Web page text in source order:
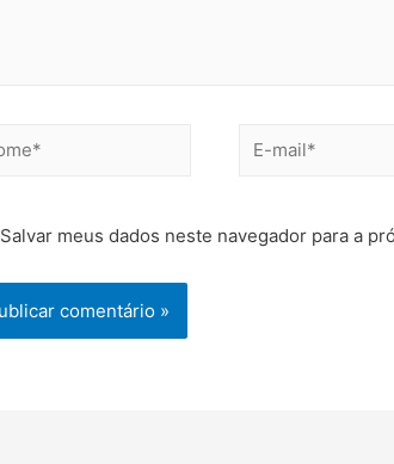
Salvar meus dados neste navegador para a